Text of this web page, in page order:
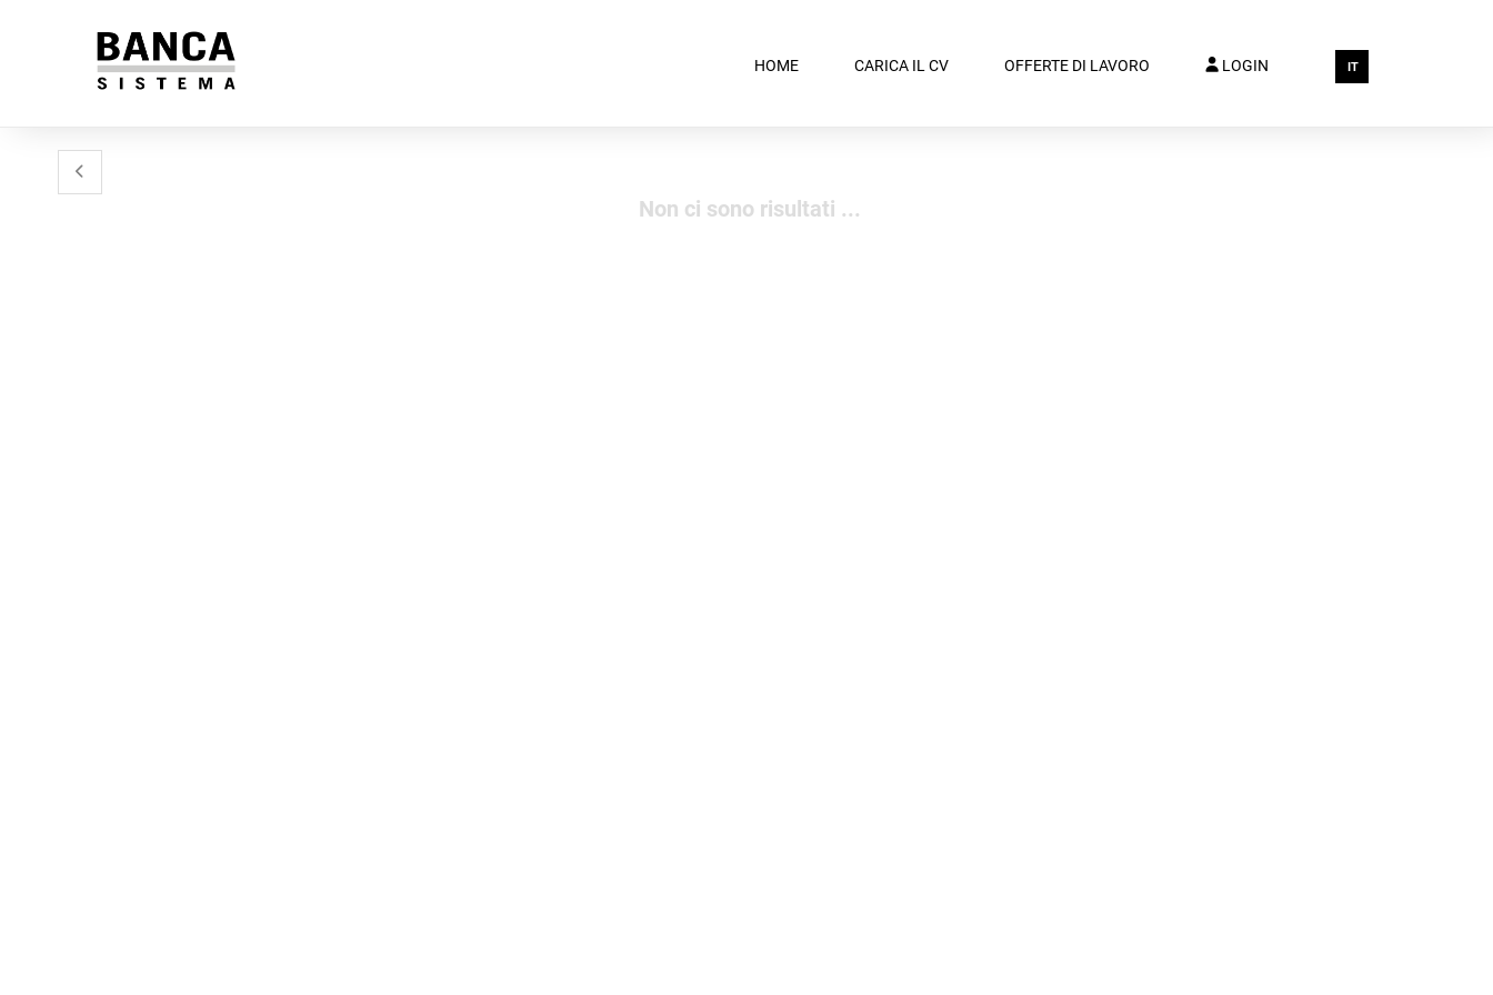
HOME CARICA IL CV OFFERTE DI LAVORO LOGIN IT
Non ci sono risultati ...